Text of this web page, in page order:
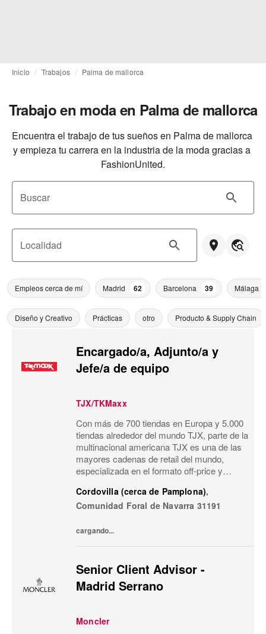
Inicio Trabajos Palma de mallorca
Trabajo en moda en Palma de mallorca
Encuentra el trabajo de tus sueños en Palma de mallorca
y empieza tu carrera en la industria de la moda gracias a
FashionUnited.
Buscar
Localidad
Empleos cerca de mí Madrid 62 Barcelona 39 Málaga
Diseño y Creativo Prácticas otro Producto & Supply Chain
Encargado/a, Adjunto/a y
Jefe/a de equipo
TJX/TKMaxx
Con más de 700 tiendas en Europa y 5.000
tiendas alrededor del mundo TJX, parte de la
multinacional americana TJX es una de las
mayores cadenas de retail del mundo,
especializada en el formato off-price y
Primeras marcas, calidad, variedad y moda
a...
Cordovilla (cerca de Pamplona),
Comunidad Foral de Navarra 31191
cargando...
Senior Client Advisor -
Madrid Serrano
Moncler